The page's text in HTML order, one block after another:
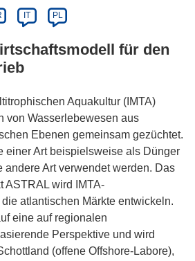
IT PL
für den
Aquakultur (IMTA)
von Wasserlebewesen aus
Ebenen gemeinsam gezüchtet.
einer Art beispielsweise als Dünger
andere Art verwendet werden. Das
ASTRAL wird IMTA-
atlantischen Märkte entwickeln.
eine auf regionalen
Perspektive und wird
(offene Offshore-Labore),